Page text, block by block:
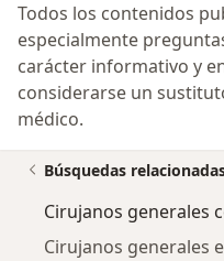
Todos los contenidos
especialmente
carácter informativo y
considerarse un
médico.
Búsquedas
Cirujanos generales
Cirujanos generales